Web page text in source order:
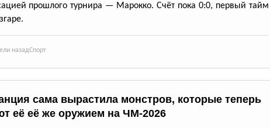
прошлого турнира — Марокко. Счёт пока 0:0, первый тайм
назадСпорт
сама вырастила монстров, которые теперь
её её же оружием на ЧМ-2026